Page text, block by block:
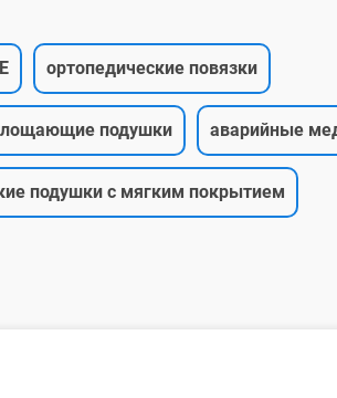
ортопедические повязки
подушки аварийные
подушки с мягким покрытием